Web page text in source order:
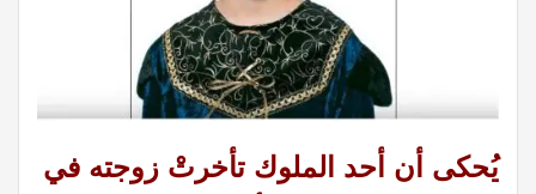
يُحكى أن أحد الملوك تأخرتْ زوجته في